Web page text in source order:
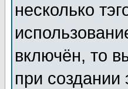
несколько
включён, то
при создании